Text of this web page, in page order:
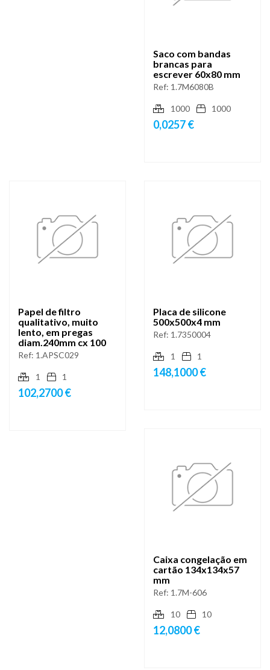
Saco com bandas
brancas para
escrever 60x80 mm
Ref: 1.7M6080B
1000 1000
0,0257 €
Papel de filtro
qualitativo, muito
lento, em pregas
diam.240mm cx 100
Ref: 1.APSC029
1 1
102,2700 €
Placa de silicone
500x500x4 mm
Ref: 1.7350004
1 1
148,1000 €
Caixa congelação em
cartão 134x134x57
mm
Ref: 1.7M-606
10 10
12,0800 €